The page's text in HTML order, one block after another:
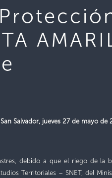
San Salvador, jueves 27 de mayo de
debido a que el riego de
Territoriales – SNET, del